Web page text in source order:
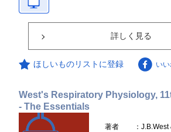
詳しく見る
ほしいものリストに登録 いい
West's Respiratory Physiology,
- The Essentials
著者
：